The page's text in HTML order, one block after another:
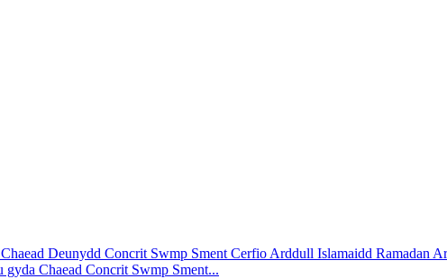
Chaead Concrit Swmp Sment...